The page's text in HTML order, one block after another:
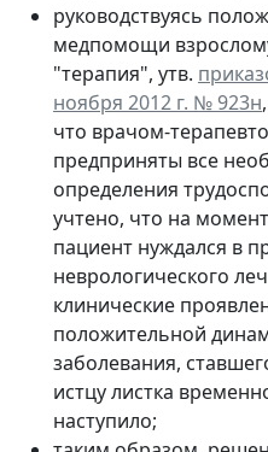
руководствуясь
медпомощи
"терапия", утв.
ноября 2012 г. № 923н
что врачом-
предприняты все
определения
учтено, что на
пациент нуждался в
неврологического
клинические
положительной
заболевания,
истцу листка
наступило;